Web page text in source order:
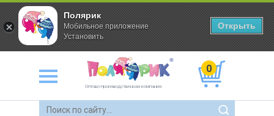
Оптово-производственная компания
0
Полярик
Мобильное приложение
Установить
Открыть